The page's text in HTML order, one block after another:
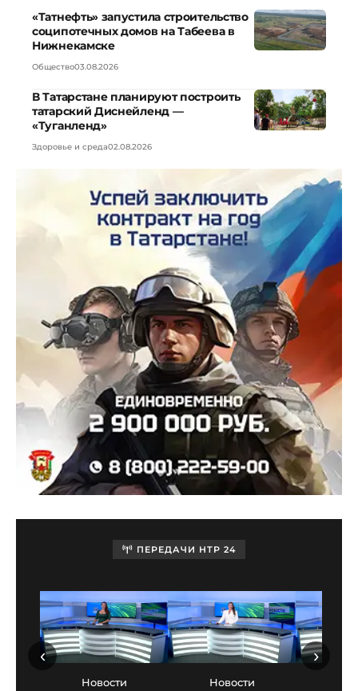
«Татнефть» запустила строительство
соципотечных домов на Табеева в
Нижнекамске
Общество03.08.2026
В Татарстане планируют построить
татарский Диснейленд —
«Туганленд»
Здоровье и среда02.08.2026
ПЕРЕДАЧИ НТР 24
Новости
Новости
‹ ›